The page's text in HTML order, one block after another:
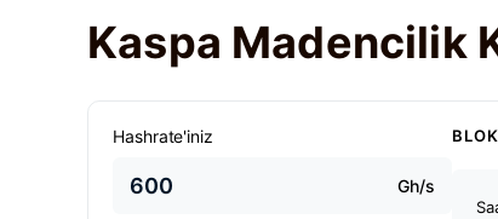
Kaspa Madencilik
Hashrate'iniz
Gh/s